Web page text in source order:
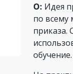
О: Идея
по всему
приказа.
обучение.